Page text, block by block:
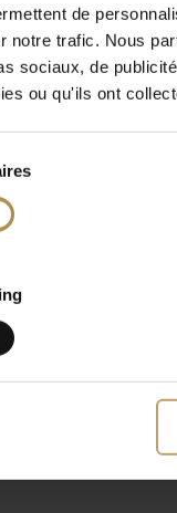
de
notre trafic. Nous
sociaux, de
ou qu'ils ont